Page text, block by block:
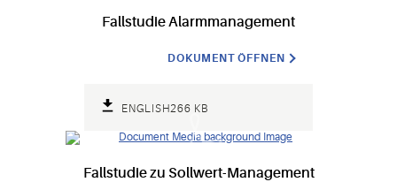
Fallstudie Alarmmanagement
DOKUMENT ÖFFNEN
ENGLISH266 KB
Fallstudie zu Sollwert-Management